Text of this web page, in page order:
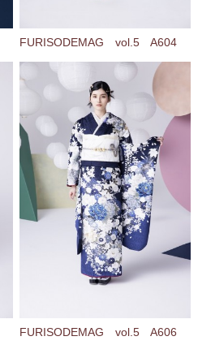
FURISODEMAG vol.5 A604
FURISODEMAG vol.5 A606